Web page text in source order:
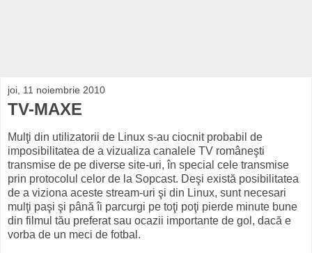
joi, 11 noiembrie 2010
TV-MAXE
Mulţi din utilizatorii de Linux s-au ciocnit probabil de
imposibilitatea de a vizualiza canalele TV româneşti
transmise de pe diverse site-uri, în special cele transmise
prin protocolul celor de la Sopcast. Deşi există posibilitatea
de a viziona aceste stream-uri şi din Linux, sunt necesari
mulţi paşi şi până îi parcurgi pe toţi poţi pierde minute bune
din filmul tău preferat sau ocazii importante de gol, dacă e
vorba de un meci de fotbal.